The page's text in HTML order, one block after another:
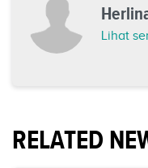
Lihat
RELATED